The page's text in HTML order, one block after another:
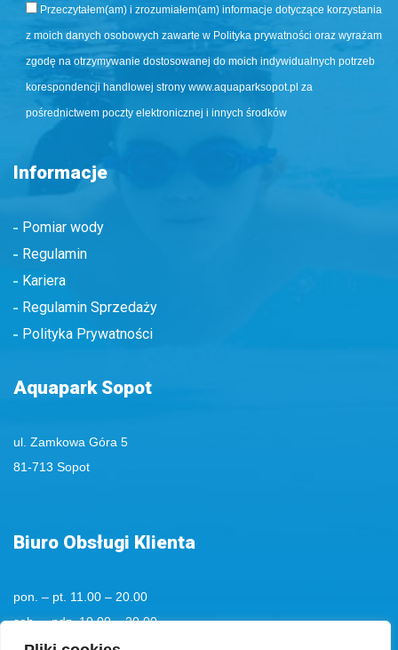
Przeczytałem(am) i zrozumiałem(am) informacje dotyczące korzystania
z moich danych osobowych zawarte w Polityka prywatności oraz wyrażam
zgodę na otrzymywanie dostosowanej do moich indywidualnych potrzeb
korespondencji handlowej strony www.aquaparksopot.pl za
pośrednictwem poczty elektronicznej i innych środków
Informacje
Pomiar wody
Regulamin
Kariera
Regulamin Sprzedaży
Polityka Prywatności
Aquapark Sopot
ul. Zamkowa Góra 5
81-713 Sopot
Biuro Obsługi Klienta
pon. – pt. 11.00 – 20.00
sob. – ndz. 10.00 – 20.00
tel. kom.+48 501194193